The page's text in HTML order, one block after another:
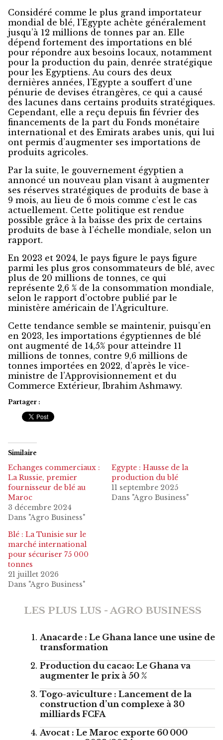
Considéré comme le plus grand importateur
mondial de blé, l’Egypte achète généralement
jusqu’à 12 millions de tonnes par an. Elle
dépend fortement des importations en blé
pour répondre aux besoins locaux, notamment
pour la production du pain, denrée stratégique
pour les Egyptiens. Au cours des deux
dernières années, l’Egypte a souffert d’une
pénurie de devises étrangères, ce qui a causé
des lacunes dans certains produits stratégiques.
Cependant, elle a reçu depuis fin février des
financements de la part du Fonds monétaire
international et des Emirats arabes unis, qui lui
ont permis d’augmenter ses importations de
produits agricoles.
Par la suite, le gouvernement égyptien a
annoncé un nouveau plan visant à augmenter
ses réserves stratégiques de produits de base à
9 mois, au lieu de 6 mois comme c’est le cas
actuellement. Cette politique est rendue
possible grâce à la baisse des prix de certains
produits de base à l’échelle mondiale, selon un
rapport.
En 2023 et 2024, le pays figure le pays figure
parmi les plus gros consommateurs de blé, avec
plus de 20 millions de tonnes, ce qui
représente 2,6 % de la consommation mondiale,
selon le rapport d’octobre publié par le
ministère américain de l’Agriculture.
Cette tendance semble se maintenir, puisqu’en
en 2023, les importations égyptiennes de blé
ont augmenté de 14,5% pour atteindre 11
millions de tonnes, contre 9,6 millions de
tonnes importées en 2022, d’après le vice-
ministre de l’Approvisionnement et du
Commerce Extérieur, Ibrahim Ashmawy.
Partager :
Similaire
Echanges commerciaux :
La Russie, premier
fournisseur de blé au
Maroc
3 décembre 2024
Dans "Agro Business"
Egypte : Hausse de la
production du blé
11 septembre 2025
Dans "Agro Business"
Blé : La Tunisie sur le
marché international
pour sécuriser 75 000
tonnes
21 juillet 2026
Dans "Agro Business"
LES PLUS LUS - AGRO BUSINESS
Anacarde : Le Ghana lance une usine de
transformation
Production du cacao: Le Ghana va
augmenter le prix à 50 %
Togo-aviculture : Lancement de la
construction d’un complexe à 30
milliards FCFA
Avocat : Le Maroc exporte 60 000